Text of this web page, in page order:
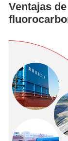
Ventajas